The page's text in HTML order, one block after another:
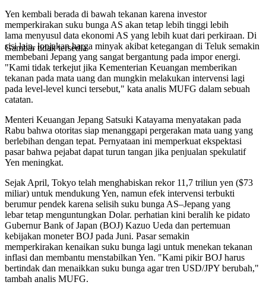
Gambar tidak tersedia
Yen kembali berada di bawah tekanan karena investor
memperkirakan suku bunga AS akan tetap lebih tinggi lebih
lama menyusul data ekonomi AS yang lebih kuat dari perkiraan. Di
sisi lain, lonjakan harga minyak akibat ketegangan di Teluk semakin
membebani Jepang yang sangat bergantung pada impor energi.
"Kami tidak terkejut jika Kementerian Keuangan memberikan
tekanan pada mata uang dan mungkin melakukan intervensi lagi
pada level-level kunci tersebut," kata analis MUFG dalam sebuah
catatan.
Menteri Keuangan Jepang Satsuki Katayama menyatakan pada
Rabu bahwa otoritas siap menanggapi pergerakan mata uang yang
berlebihan dengan tepat. Pernyataan ini memperkuat ekspektasi
pasar bahwa pejabat dapat turun tangan jika penjualan spekulatif
Yen meningkat.
Sejak April, Tokyo telah menghabiskan rekor 11,7 triliun yen ($73
miliar) untuk mendukung Yen, namun efek intervensi terbukti
berumur pendek karena selisih suku bunga AS–Jepang yang
lebar tetap menguntungkan Dolar. perhatian kini beralih ke pidato
Gubernur Bank of Japan (BOJ) Kazuo Ueda dan pertemuan
kebijakan moneter BOJ pada Juni. Pasar semakin
memperkirakan kenaikan suku bunga lagi untuk menekan tekanan
inflasi dan membantu menstabilkan Yen. "Kami pikir BOJ harus
bertindak dan menaikkan suku bunga agar tren USD/JPY berubah,"
tambah analis MUFG.